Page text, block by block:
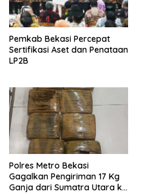
Pemkab Bekasi Percepat
Sertifikasi Aset dan Penataan
LP2B
Polres Metro Bekasi
Gagalkan Pengiriman 17 Kg
Ganja dari Sumatra Utara ke